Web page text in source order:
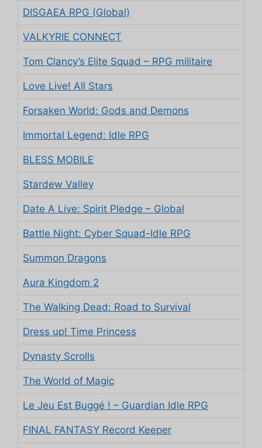
DISGAEA RPG (Global)
VALKYRIE CONNECT
Tom Clancy’s Elite Squad – RPG militaire
Love Live! All Stars
Forsaken World: Gods and Demons
Immortal Legend: Idle RPG
BLESS MOBILE
Stardew Valley
Date A Live: Spirit Pledge – Global
Battle Night: Cyber Squad-Idle RPG
Summon Dragons
Aura Kingdom 2
The Walking Dead: Road to Survival
Dress up! Time Princess
Dynasty Scrolls
The World of Magic
Le Jeu Est Buggé ! – Guardian Idle RPG
FINAL FANTASY Record Keeper